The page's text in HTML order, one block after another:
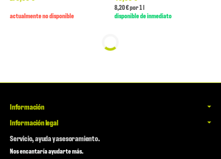
actualmente no disponible
8,20 € por 1 l
disponible de inmediato
Información
Información legal
Servicio, ayuda y asesoramiento.
Nos encantaría ayudarte más.